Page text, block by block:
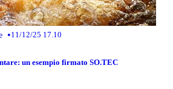
•11/12/25 17.10
un esempio firmato SO.TEC